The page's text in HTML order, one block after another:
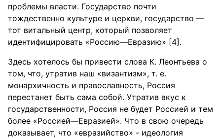
проблемы власти. Государство почти
тождественно культуре и церкви, государство —
тот витальный центр, который позволяет
идентифицировать «Россию—Евразию» [4].
Здесь хотелось бы привести слова К. Леонтьева о
том, что, утратив наш «византизм», т. е.
монархичность и православность, Россия
перестанет быть сама собой. Утратив вкус к
государственности, Россия не будет Россией и тем
более «Россией—Евразией». Что в свою очередь
доказывает, что «евразийство» - идеология